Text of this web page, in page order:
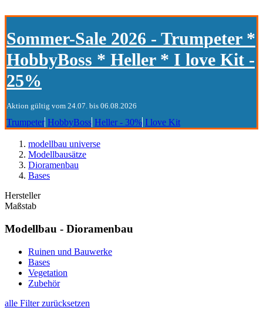
Sommer-Sale 2026 - Trumpeter *
HobbyBoss * Heller * I love Kit -
25%
Aktion gültig vom 24.07. bis 06.08.2026
Trumpeter HobbyBoss Heller - 30% I love Kit
modellbau universe
Modellbausätze
Dioramenbau
Bases
Hersteller
Maßstab
Modellbau - Dioramenbau
Ruinen und Bauwerke
Bases
Vegetation
Zubehör
alle Filter zurücksetzen